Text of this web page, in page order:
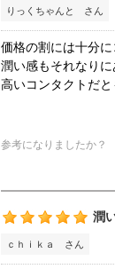
りっくちゃんと さん
価格の割には十分に
潤い感もそれなりに
高いコンタクトだ
参考になりましたか？
潤
ｃｈｉｋａ さん